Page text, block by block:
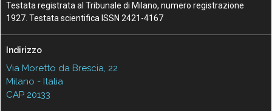
Testata registrata al Tribunale di Milano, numero registrazione
1927. Testata scientifica ISSN 2421-4167
Indirizzo
Via Moretto da Brescia, 22
Milano - Italia
CAP 20133